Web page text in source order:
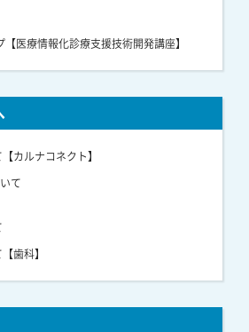
医療情報化診療支援技術開発講座】
カルナコネクト】
て
歯科】